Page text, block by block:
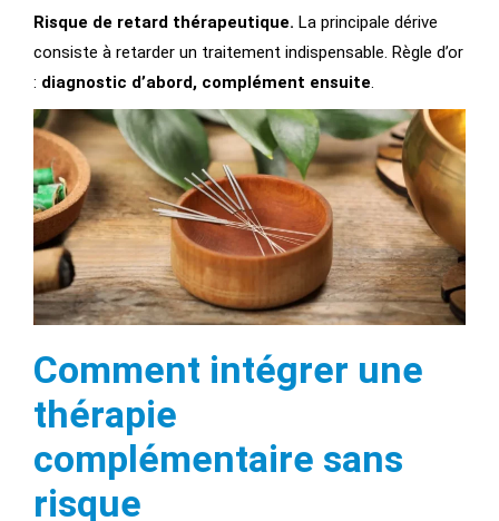
Risque de retard thérapeutique. La principale dérive
consiste à retarder un traitement indispensable. Règle d’or
: diagnostic d’abord, complément ensuite.
Comment intégrer une
thérapie
complémentaire sans
risque